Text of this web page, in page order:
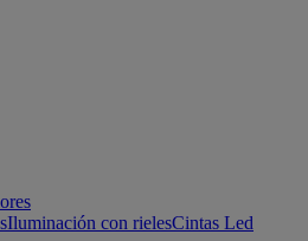
Iluminación con rielesCintas Led